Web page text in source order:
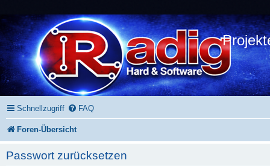
Schnellzugriff FAQ
Foren-Übersicht
Passwort zurücksetzen